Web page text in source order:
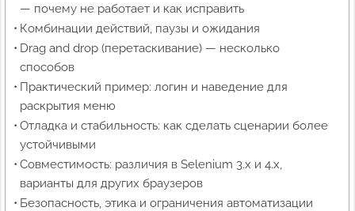
— почему не работает и как исправить
Комбинации действий, паузы и ожидания
Drag and drop (перетаскивание) — несколько
способов
Практический пример: логин и наведение для
раскрытия меню
Отладка и стабильность: как сделать сценарии более
устойчивыми
Совместимость: различия в Selenium 3.x и 4.x,
варианты для других браузеров
Безопасность, этика и ограничения автоматизации